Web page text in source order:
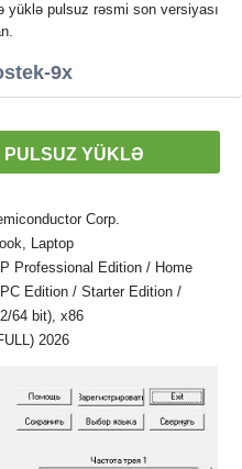
yüklə pulsuz rəsmi son versiyası
9x
PULSUZ YÜKLƏ
Corp.
Laptop
Professional Edition / Home
Edition / Starter Edition /
64 bit), x86
2026